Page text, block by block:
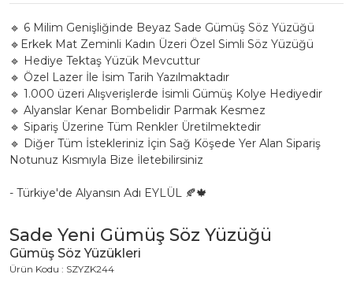
🔹 6 Milim Genişliğinde Beyaz Sade Gümüş Söz Yüzüğü
🔹Erkek Mat Zeminli Kadın Üzeri Özel Simli Söz Yüzüğü
🔹 Hediye Tektaş Yüzük Mevcuttur
🔹 Özel Lazer İle İsim Tarih Yazılmaktadır
🔹 1.000 üzeri Alışverişlerde İsimli Gümüş Kolye Hediyedir
🔹 Alyanslar Kenar Bombelidir Parmak Kesmez
🔹 Sipariş Üzerine Tüm Renkler Üretilmektedir
🔹 Diğer Tüm İstekleriniz İçin Sağ Köşede Yer Alan Sipariş
Notunuz Kısmıyla Bize İletebilirsiniz
- Türkiye'de Alyansın Adı EYLÜL 🍂🍁
Sade Yeni Gümüş Söz Yüzüğü
Gümüş Söz Yüzükleri
Ürün Kodu : SZYZK244